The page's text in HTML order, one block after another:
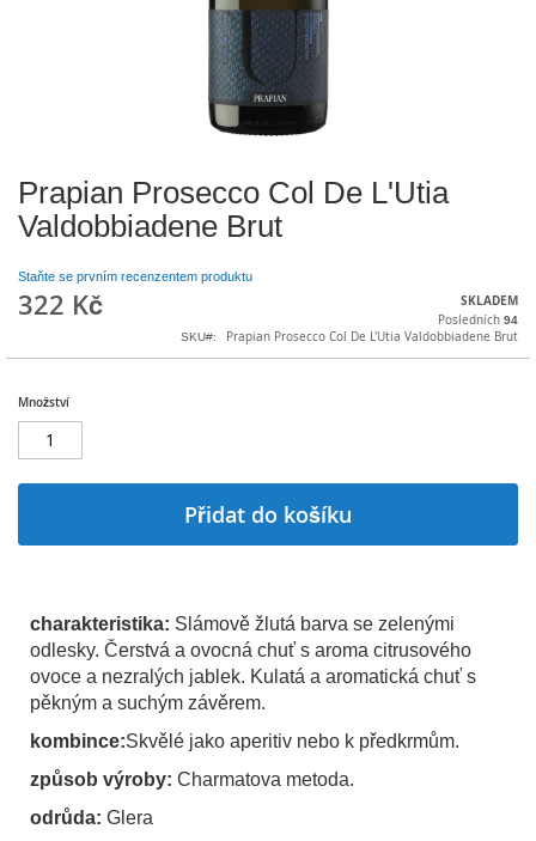
Prapian Prosecco Col De L'Utia
Valdobbiadene Brut
Staňte se prvním recenzentem produktu
322 Kč SKLADEM
Posledních 94
SKU
Prapian Prosecco Col De L'Utia Valdobbiadene Brut
Množství
Přidat do košíku
charakteristika: Slámově žlutá barva se zelenými
odlesky. Čerstvá a ovocná chuť s aroma citrusového
ovoce a nezralých jablek. Kulatá a aromatická chuť s
pěkným a suchým závěrem.
kombince:Skvělé jako aperitiv nebo k předkrmům.
způsob výroby: Charmatova metoda.
odrůda: Glera
Přeskočit
na
začátek
galerie